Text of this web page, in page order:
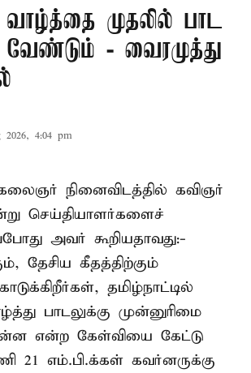
வாழ்த்தை முதலில் பாட
வேண்டும் - வைரமுத்து
2026, 4:04 pm
நினைவிடத்தில் கவிஞர்
செய்தியாளர்களைச்
அவர் கூறியதாவது:-
தேசிய கீதத்திற்கும்
தமிழ்நாட்டில்
பாடலுக்கு முன்னுரிமை
என்ற கேள்வியை கேட்டு
21 எம்.பி.க்கள் கவர்னருக்கு